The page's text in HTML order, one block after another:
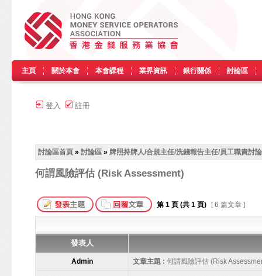
主頁 關於本會 本會課程 業界資訊 銀行關係 討論區
登入 註冊
討論區首頁 » 討論區 » 牌照持牌人/合規主任/洗錢報告主任/員工職責討論
何謂風險評估 (Risk Assessment)
第 1 頁 (共 1 頁) [ 6 篇文章 ]
發表人
Admin 文章主題 : 何謂風險評估 (Risk